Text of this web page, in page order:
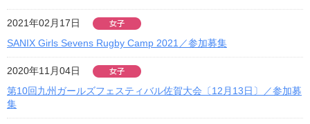
2021年02月17日
SANIX Girls Sevens Rugby Camp 2021／参加募集
2020年11月04日
第10回九州ガールズフェスティバル佐賀大会〔12月13日〕／参加募
集